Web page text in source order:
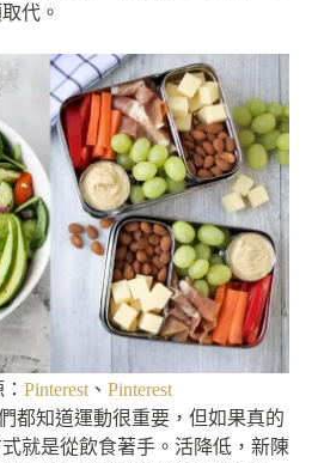
代。
Pinterest 、 Pinterest
都知道運動很重要，但如果真的
就是從飲食著手。活降低，新陳